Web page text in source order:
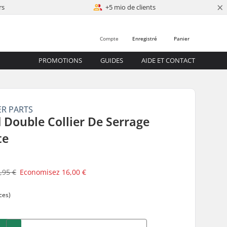
+5 mio de clients ×
Panier
Enregistré
Compte
PROMOTIONS GUIDES AIDE ET CONTACT
PARTS
Double Collier De Serrage
€ Economisez 16,00 €